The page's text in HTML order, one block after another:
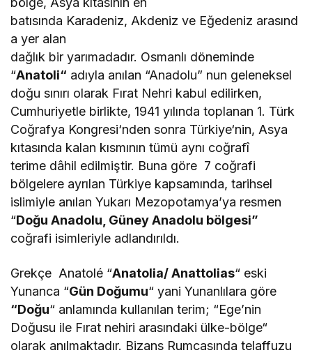
batısında Karadeniz, Akdeniz ve Eğedeniz arasınd
a yer alan
dağlık bir yarımadadır. Osmanlı döneminde
“Anatoli“ adıyla anılan “Anadolu” nun geleneksel
doğu sınırı olarak Fırat Nehri kabul edilirken,
Cumhuriyetle birlikte, 1941 yılında toplanan 1. Türk
Coğrafya Kongresi‘nden sonra Türkiye‘nin, Asya
kıtasında kalan kısmının tümü aynı coğrafî
terime dâhil edilmiştir. Buna göre 7 coğrafi
bölgelere ayrılan Türkiye kapsamında, tarihsel
islimiyle anılan Yukarı Mezopotamya’ya resmen
“Doğu Anadolu, Güney Anadolu bölgesi”
coğrafi isimleriyle adlandırıldı.
Grekçe Anatolé “Anatolia/ Anattolias“ eski
Yunanca “Gün Doğumu“ yani Yunanlılara göre
“Doğu“ anlamında kullanılan terim; “Ege’nin
Doğusu ile Fırat nehiri arasındaki ülke-bölge“
olarak anılmaktadır. Bizans Rumcasında telaffuzu